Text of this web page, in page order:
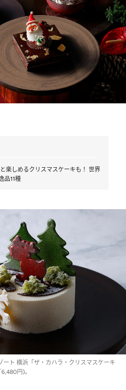
楽しめるクリスマスケーキも！ 世界
品11種
ート 横浜「ザ・カハラ・クリスマスケーキ
円)。